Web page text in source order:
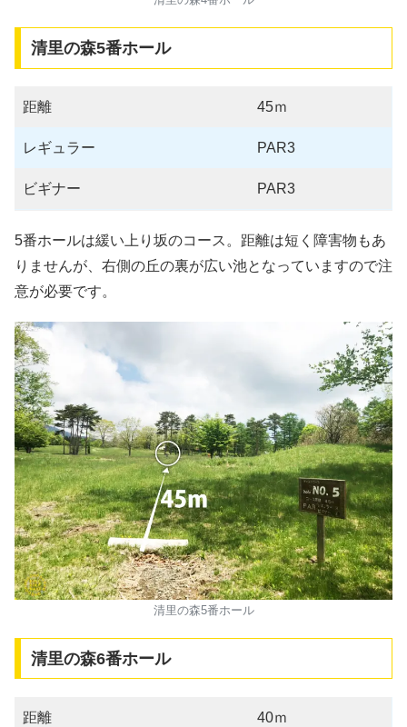
清里の森5番ホール
距離 45ｍ
レギュラー PAR3
ビギナー PAR3
5番ホールは緩い上り坂のコース。距離は短く障害物もあ
りませんが、右側の丘の裏が広い池となっていますので注
意が必要です。
清里の森5番ホール
清里の森6番ホール
距離 40ｍ